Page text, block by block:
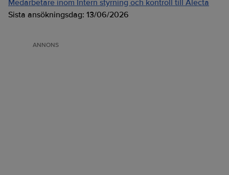
Medarbetare inom Intern styrning och kontroll till Alecta
Sista ansökningsdag: 13/06/2026
ANNONS